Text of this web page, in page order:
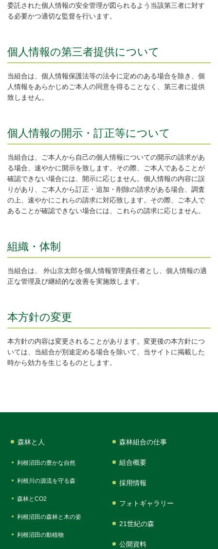
委託された個人情報の安全管理が図られるよう当該第三者に対す
る必要かつ適切な監督を行います。
個人情報の第三者提供について
当組合は、個人情報保護法等の法令に定めのある場合を除き、個
人情報をあらかじめご本人の同意を得ることなく、第三者に提供
致しません。
個人情報の開示・訂正等について
当組合は、ご本人から自己の個人情報についての開示の請求があ
る場合、速やかに開示を致します。その際、ご本人であることが
確認できない場合には、開示に応じません。個人情報の内容に誤
りがあり、ご本人から訂正・追加・削除の請求がある場合、調査
の上、速やかにこれらの請求に対応致します。その際、ご本人で
あることが確認できない場合には、これらの請求に応じません。
組織・体制
当組合は、 外山京太郎を個人情報管理責任者とし、個人情報の適
正な管理及び継続的な改善を実施致します。
本方針の変更
本方針の内容は変更されることがあります。変更後の本方針につ
いては、当組合が別途定める場合を除いて、当サイトに掲載した
時から効力を生じるものとします。
森林と人
利根沼田の豊かな自然
利根川の源流を守る森
森林とCO2
利根沼田の森林と木の姿
利根沼田の動植物
森林組合の仕事
組合概要
採用情報
フォトギャラリー
21世紀の森
公開資料